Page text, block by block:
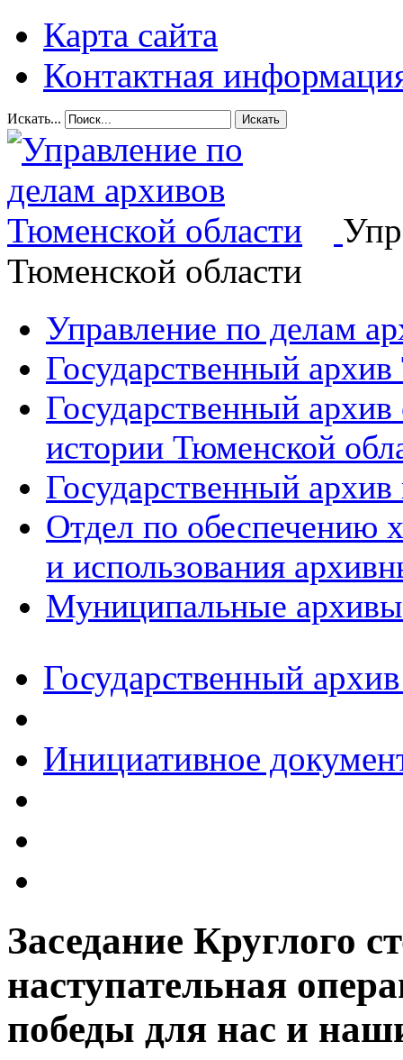
Карта сайта
Контактная
Искать... Искать
Тюменской области
Управление по делам
Государственный
Государственный
истории Тюменской
Государственный архив
Отдел по обеспечению
и использования
Муниципальные архивы
Государственный
Инициативное
Заседание Круглого
наступательная
победы для нас и